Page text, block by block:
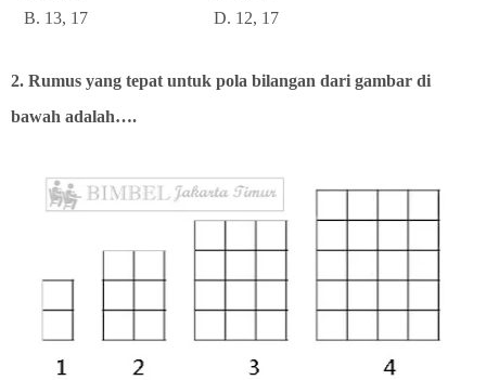
B. 13, 17 D. 12, 17
2. Rumus yang tepat untuk pola bilangan dari gambar di
bawah adalah….